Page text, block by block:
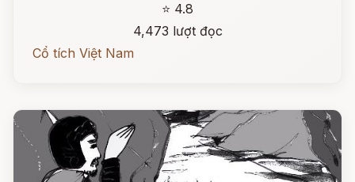
⭐ 4.8
4,473 lượt đọc
Cổ tích Việt Nam